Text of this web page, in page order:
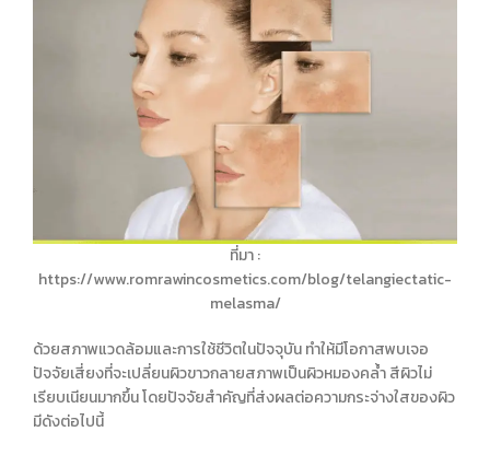
ที่มา :
https://www.romrawincosmetics.com/blog/telangiectatic-
melasma/
ด้วยสภาพแวดล้อมและการใช้ชีวิตในปัจจุบัน ทำให้มีโอกาสพบเจอ
ปัจจัยเสี่ยงที่จะเปลี่ยนผิวขาวกลายสภาพเป็นผิวหมองคล้ำ สีผิวไม่
เรียบเนียนมากขึ้น โดยปัจจัยสำคัญที่ส่งผลต่อความกระจ่างใสของผิว
มีดังต่อไปนี้